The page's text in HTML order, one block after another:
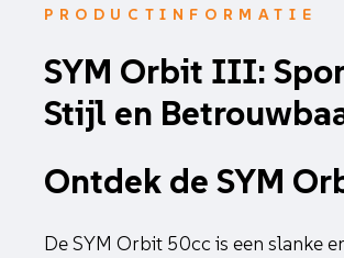
PRODUCTINFORMATIE
SYM Orbit III:
Stijl en
Ontdek de SYM
De SYM Orbit 50cc is een slanke